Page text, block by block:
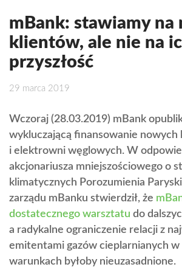
mBank: stawiamy na
klientów, ale nie na
przyszłość
29 marca 2019
Wczoraj (28.03.2019) mBank
wykluczającą finansowanie nowych
i elektrowni węglowych. W
akcjonariusza mniejszościowego o
klimatycznych Porozumienia
zarządu mBanku stwierdził, że
dostatecznego warsztatu do
a radykalne ograniczenie relacji z
emitentami gazów cieplarnianych w
warunkach byłoby nieuzasadnione.